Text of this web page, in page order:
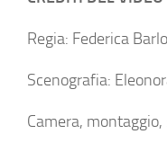
Regia: Federica
Scenografia:
Camera,